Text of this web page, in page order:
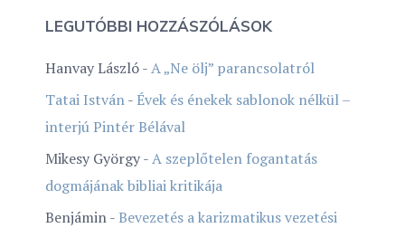
LEGUTÓBBI HOZZÁSZÓLÁSOK
Hanvay László-A „Ne ölj” parancsolatról
Tatai István- Évek és énekek sablonok nélkül –
interjú Pintér Bélával
Mikesy György-A szeplőtelen fogantatás
dogmájának bibliai kritikája
Benjámin-Bevezetés a karizmatikus vezetési